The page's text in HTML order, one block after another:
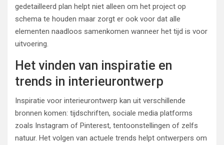
gedetailleerd plan helpt niet alleen om het project op
schema te houden maar zorgt er ook voor dat alle
elementen naadloos samenkomen wanneer het tijd is voor
uitvoering.
Het vinden van inspiratie en
trends in interieurontwerp
Inspiratie voor interieurontwerp kan uit verschillende
bronnen komen: tijdschriften, sociale media platforms
zoals Instagram of Pinterest, tentoonstellingen of zelfs
natuur. Het volgen van actuele trends helpt ontwerpers om